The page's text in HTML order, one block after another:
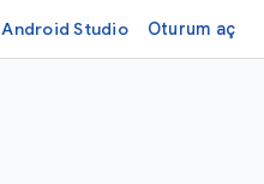
Android Studio Oturum aç